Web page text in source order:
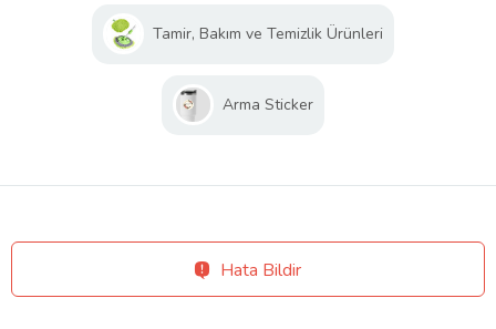
Tamir, Bakım ve Temizlik Ürünleri
Arma Sticker
Hata Bildir